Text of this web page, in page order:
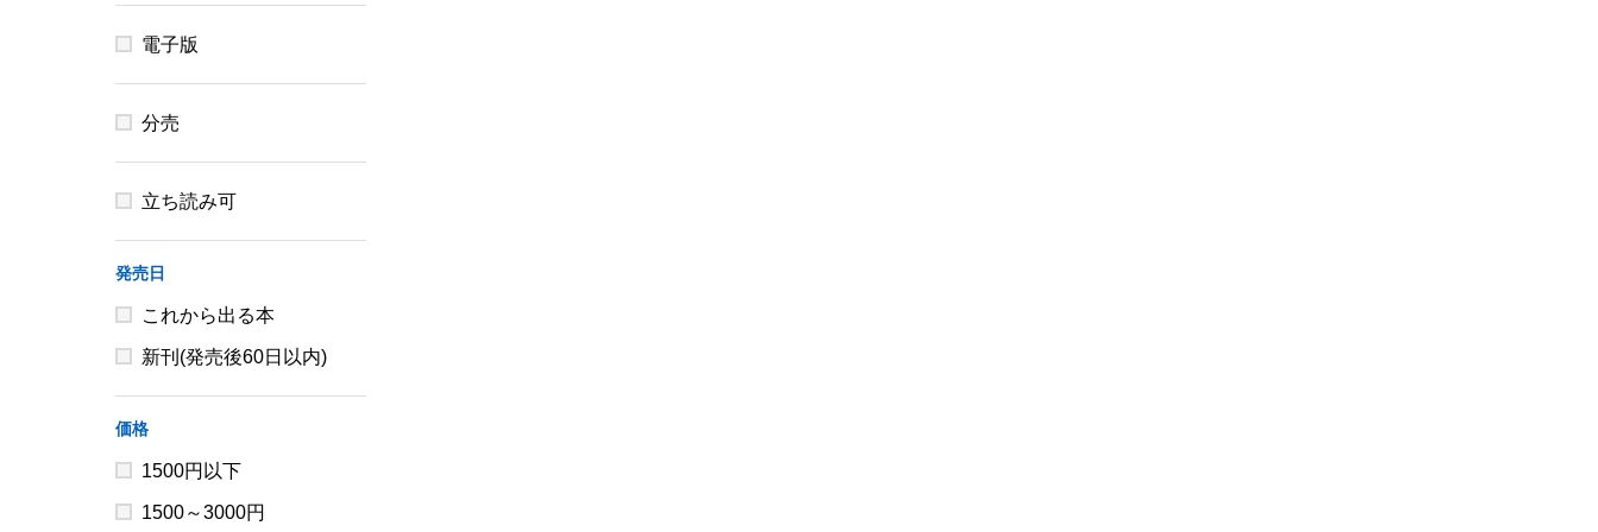
電子版
分売
立ち読み可
発売日
これから出る本
新刊(発売後60日以内)
価格
1500円以下
1500～3000円